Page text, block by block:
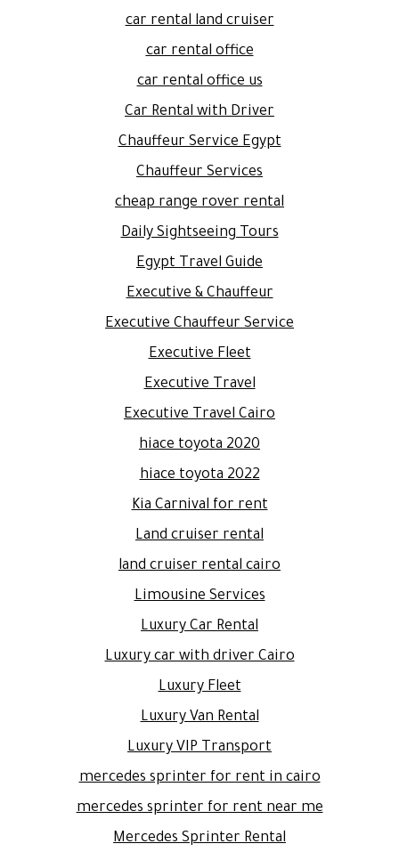
car rental land cruiser
car rental office
car rental office us
Car Rental with Driver
Chauffeur Service Egypt
Chauffeur Services
cheap range rover rental
Daily Sightseeing Tours
Egypt Travel Guide
Executive & Chauffeur
Executive Chauffeur Service
Executive Fleet
Executive Travel
Executive Travel Cairo
hiace toyota 2020
hiace toyota 2022
Kia Carnival for rent
Land cruiser rental
land cruiser rental cairo
Limousine Services
Luxury Car Rental
Luxury car with driver Cairo
Luxury Fleet
Luxury Van Rental
Luxury VIP Transport
mercedes sprinter for rent in cairo
mercedes sprinter for rent near me
Mercedes Sprinter Rental